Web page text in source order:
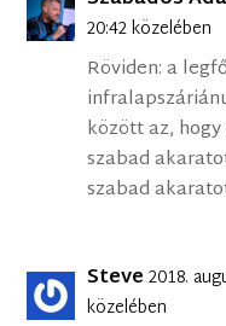
20:42 közelében
Röviden: a
között az,
szabad
szabad
Steve 2018.
közelében